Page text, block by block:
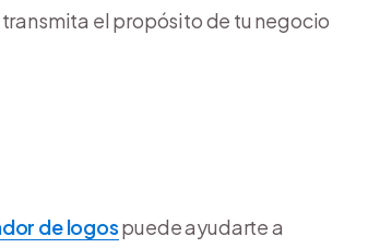
el propósito de tu negocio
de logospuede ayudarte a